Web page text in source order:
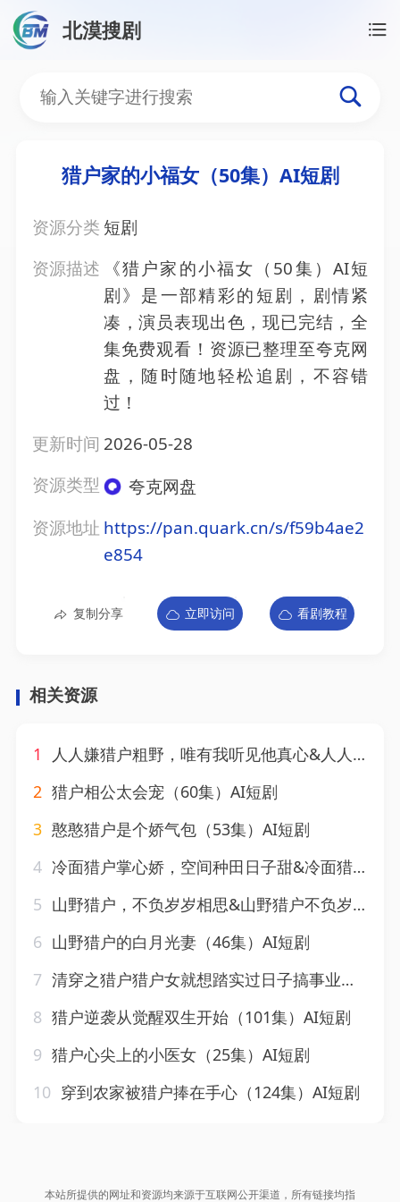
北漠搜剧
猎户家的小福女（50集）
猎户家的小福女（50集）AI短剧
资源分类 短剧
资源描述
《猎户家的小福女（50集）AI短
剧》是一部精彩的短剧，剧情紧
凑，演员表现出色，现已完结，全
集免费观看！资源已整理至夸克网
盘，随时随地轻松追剧，不容错
过！
更新时间 2026-05-28
资源类型
夸克网盘
资源地址 https://pan.quark.cn/s/f59b4ae2
e854
复制分享 立即访问 看剧教程
相关资源
1
人人嫌猎户粗野，唯有我听见他真心&人人嫌猎户粗野唯有我听见他真心（151集）AI短剧
2 猎户相公太会宠（60集）AI短剧
3 憨憨猎户是个娇气包（53集）AI短剧
4 冷面猎户掌心娇，空间种田日子甜&冷面猎户掌心娇空间种田日子甜（25集）AI短剧
5 山野猎户，不负岁岁相思&山野猎户不负岁岁相思（60集）AI短剧
6 山野猎户的白月光妻（46集）AI短剧
7 清穿之猎户猎户女就想踏实过日子搞事业（60集）AI短剧
8 猎户逆袭从觉醒双生开始（101集）AI短剧
9 猎户心尖上的小医女（25集）AI短剧
10 穿到农家被猎户捧在手心（124集）AI短剧
本站所提供的网址和资源均来源于互联网公开渠道，所有链接均指